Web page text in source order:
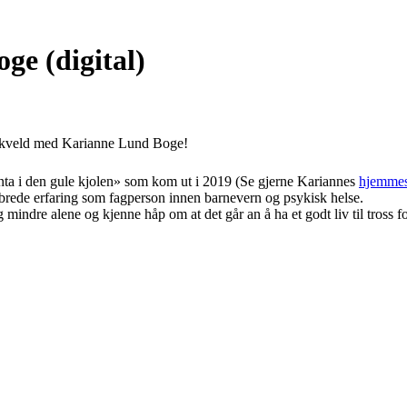
(digital)
med Karianne Lund Boge!
i den gule kjolen» som kom ut i 2019 (Se gjerne Kariannes
erfaring som fagperson innen barnevern og psykisk helse.
alene og kjenne håp om at det går an å ha et godt liv til